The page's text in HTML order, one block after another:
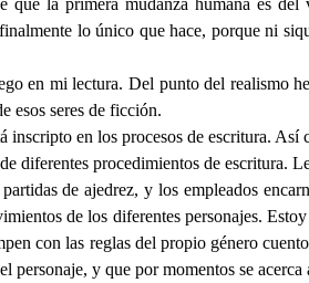
que la primera mudanza humana es
lo único que hace, porque ni
en mi lectura. Del punto del realismo
esos seres de ficción.
en los procesos de escritura. Así
diferentes procedimientos de escritura.
de ajedrez, y los empleados
de los diferentes personajes.
con las reglas del propio género
y que por momentos se